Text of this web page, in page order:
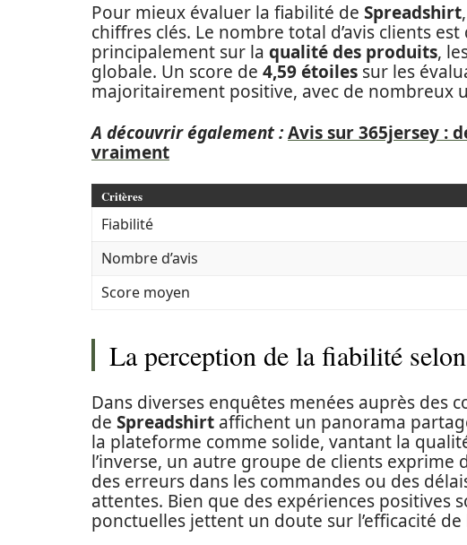
Pour mieux évaluer la fiabilité de Spreadshirt
chiffres clés. Le nombre total d’avis clients est
principalement sur la qualité des produits,
globale. Un score de 4,59 étoiles sur les
majoritairement positive, avec de nombreux
A découvrir également :Avis sur 365jersey :
vraiment
Critères
Fiabilité
Nombre d’avis
Score moyen
La perception de la fiabilité
Dans diverses enquêtes menées auprès des
de Spreadshirt affichent un panorama
la plateforme comme solide, vantant la
l’inverse, un autre groupe de clients
des erreurs dans les commandes ou des
attentes. Bien que des expériences positives
ponctuelles jettent un doute sur l’efficacité